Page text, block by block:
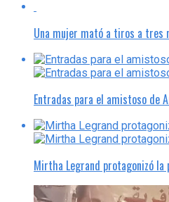
Una mujer mató a tiros a tres
Entradas para el amistoso de
Mirtha Legrand protagonizó la